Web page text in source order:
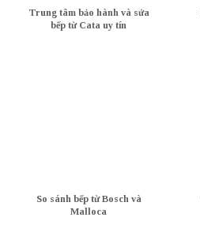
Trung tâm bảo hành và sửa
bếp từ Cata uy tín
So sánh bếp từ Bosch và
Malloca